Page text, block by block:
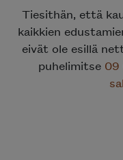
Tiesithän, että
kaikkien
eivät ole esillä
puhelimitse 09